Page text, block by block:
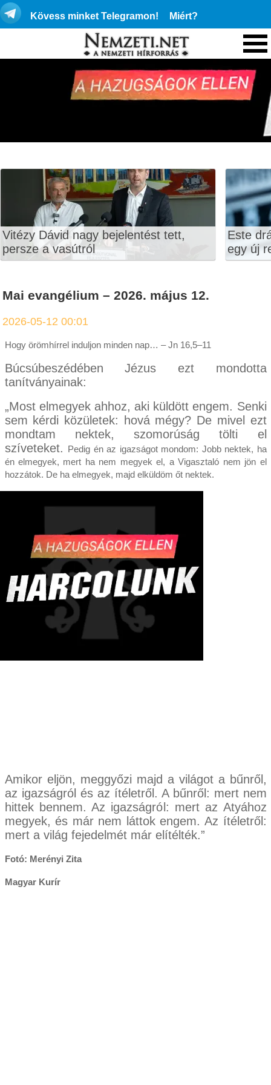
Kövess minket Telegramon! Miért?
Vitézy Dávid nagy bejelentést tett,
persze a vasútról
Este
egy új
Mai evangélium – 2026. május 12.
2026-05-12 00:01
Hogy örömhírrel induljon minden nap… – Jn 16,5–11
Búcsúbeszédében Jézus ezt mondotta
tanítványainak:
„Most elmegyek ahhoz, aki küldött engem. Senki
sem kérdi közületek: hová mégy? De mivel ezt
mondtam nektek, szomorúság tölti el
szíveteket. Pedig én az igazságot mondom: Jobb nektek, ha
én elmegyek, mert ha nem megyek el, a Vigasztaló nem jön el
hozzátok. De ha elmegyek, majd elküldöm őt nektek.
Amikor eljön, meggyőzi majd a világot a bűnről,
az igazságról és az ítéletről. A bűnről: mert nem
hittek bennem. Az igazságról: mert az Atyához
megyek, és már nem láttok engem. Az ítéletről:
mert a világ fejedelmét már elítélték.”
Fotó: Merényi Zita
Magyar Kurír